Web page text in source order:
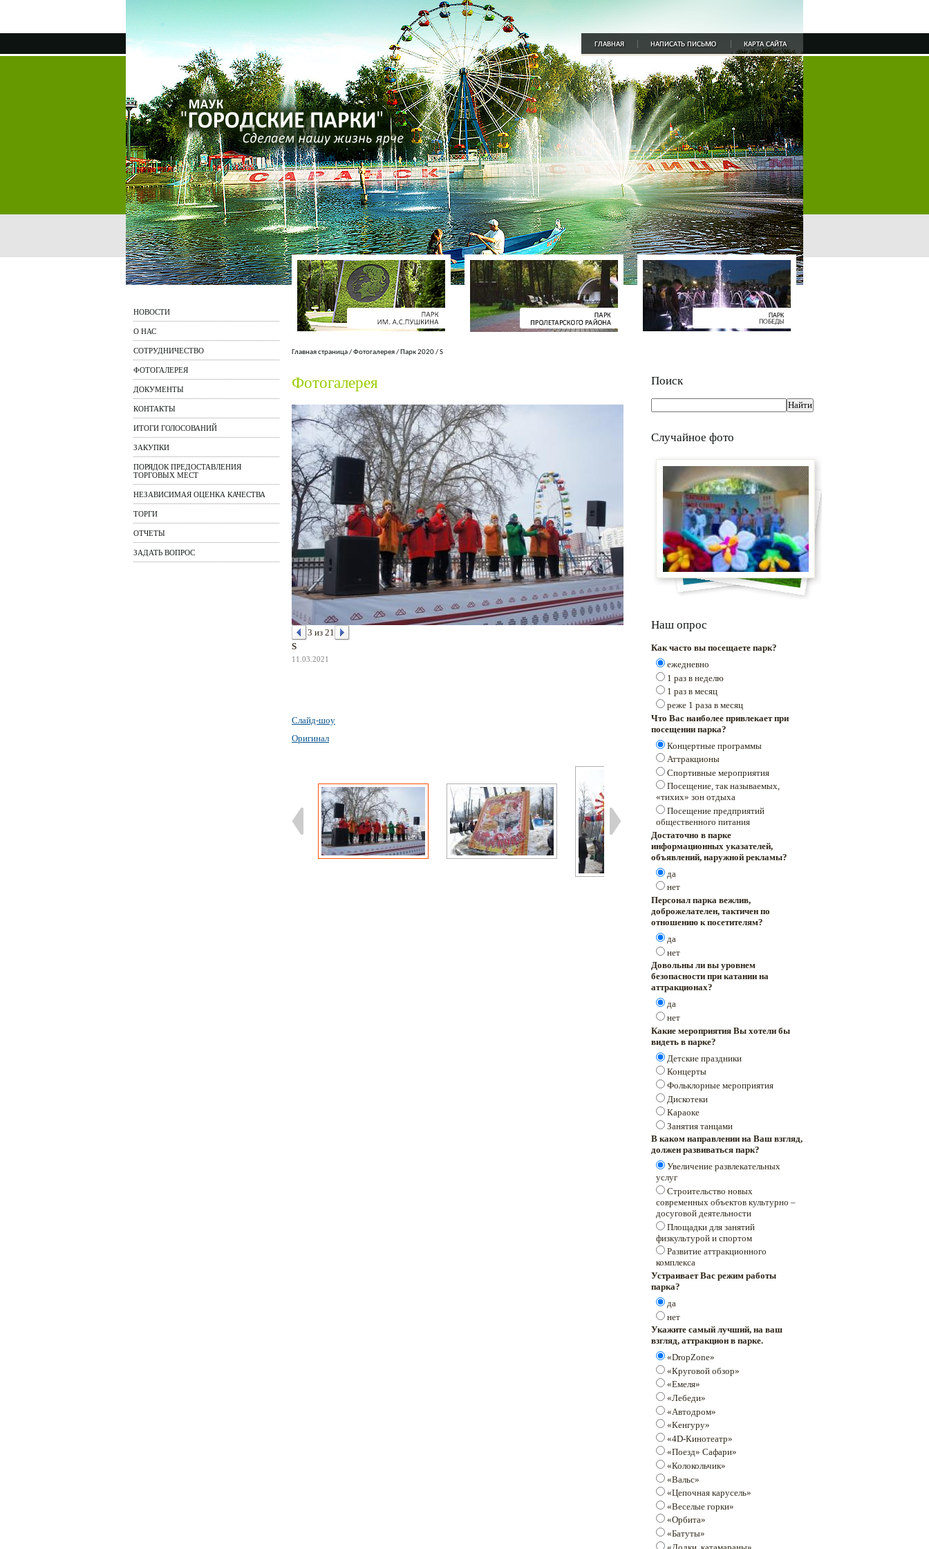
НОВОСТИ
О НАС
СОТРУДНИЧЕСТВО
ФОТОГАЛЕРЕЯ
ДОКУМЕНТЫ
КОНТАКТЫ
ИТОГИ ГОЛОСОВАНИЙ
ЗАКУПКИ
ПОРЯДОК ПРЕДОСТАВЛЕНИЯ
ТОРГОВЫХ МЕСТ
НЕЗАВИСИМАЯ ОЦЕНКА КАЧЕСТВА
ТОРГИ
ОТЧЕТЫ
ЗАДАТЬ ВОПРОС
Главная страница/Фотогалерея/ Парк 2020/S
Фотогалерея
3 из 21
S
11.03.2021
Слайд-шоу
Оригинал
Поиск
Случайное фото
Наш опрос
Как часто вы посещаете парк?
ежедневно
1 раз в неделю
1 раз в месяц
реже 1 раза в месяц
Что Вас наиболее привлекает при
посещении парка?
Концертные программы
Аттракционы
Спортивные мероприятия
Посещение, так называемых,
«тихих» зон отдыха
Посещение предприятий
общественного питания
Достаточно в парке
информационных указателей,
объявлений, наружной рекламы?
да
нет
Персонал парка вежлив,
доброжелателен, тактичен по
отношению к посетителям?
да
нет
Довольны ли вы уровнем
безопасности при катании на
аттракционах?
да
нет
Какие мероприятия Вы хотели бы
видеть в парке?
Детские праздники
Концерты
Фольклорные мероприятия
Дискотеки
Караоке
Занятия танцами
В каком направлении на Ваш взгляд,
должен развиваться парк?
Увеличение развлекательных
услуг
Строительство новых
современных объектов культурно –
досуговой деятельности
Площадки для занятий
физкультурой и спортом
Развитие аттракционного
комплекса
Устраивает Вас режим работы
парка?
да
нет
Укажите самый лучший, на ваш
взгляд, аттракцион в парке.
«DropZone»
«Круговой обзор»
«Емеля»
«Лебеди»
«Автодром»
«Кенгуру»
«4D-Кинотеатр»
«Поезд» Сафари»
«Колокольчик»
«Вальс»
«Цепочная карусель»
«Веселые горки»
«Орбита»
«Батуты»